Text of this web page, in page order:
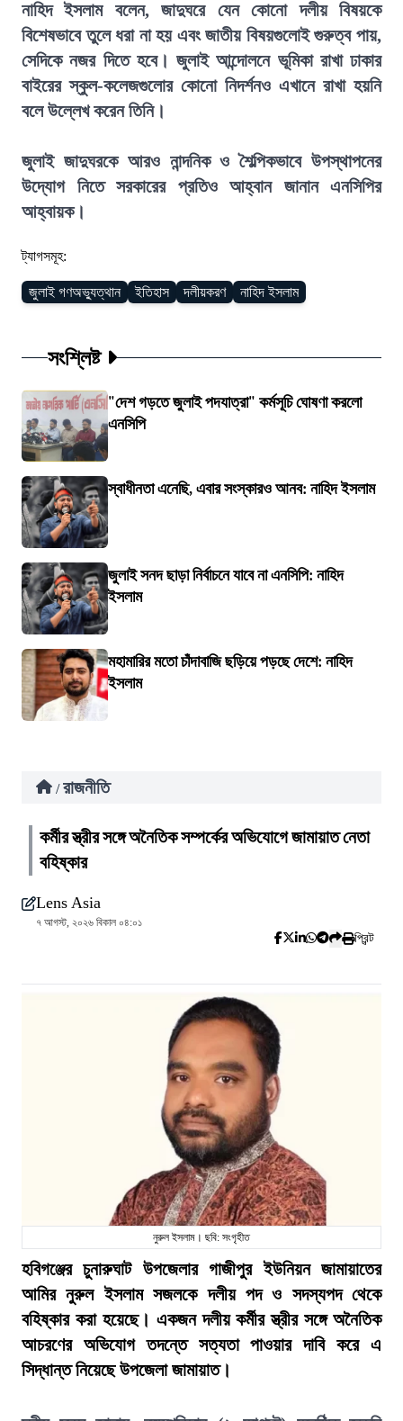
নাহিদ ইসলাম বলেন, জাদুঘরে যেন কোনো দলীয় বিষয়কে
বিশেষভাবে তুলে ধরা না হয় এবং জাতীয় বিষয়গুলোই গুরুত্ব পায়,
সেদিকে নজর দিতে হবে। জুলাই আন্দোলনে ভূমিকা রাখা ঢাকার
বাইরের স্কুল-কলেজগুলোর কোনো নিদর্শনও এখানে রাখা হয়নি
বলে উল্লেখ করেন তিনি।
জুলাই জাদুঘরকে আরও নান্দনিক ও শৈল্পিকভাবে উপস্থাপনের
উদ্যোগ নিতে সরকারের প্রতিও আহ্বান জানান এনসিপির
আহ্বায়ক।
ট্যাগসমূহ:
জুলাই গণঅভ্যুত্থান ইতিহাস দলীয়করণ নাহিদ ইসলাম
সংশ্লিষ্ট
"দেশ গড়তে জুলাই পদযাত্রা" কর্মসূচি ঘোষণা করলো
এনসিপি
স্বাধীনতা এনেছি, এবার সংস্কারও আনব: নাহিদ ইসলাম
জুলাই সনদ ছাড়া নির্বাচনে যাবে না এনসিপি: নাহিদ
ইসলাম
মহামারির মতো চাঁদাবাজি ছড়িয়ে পড়ছে দেশে: নাহিদ
ইসলাম
/ রাজনীতি
কর্মীর স্ত্রীর সঙ্গে অনৈতিক সম্পর্কের অভিযোগে জামায়াত নেতা
বহিষ্কার
Lens Asia
৭ আগস্ট, ২০২৬ বিকাল ০৪:০১
প্রিন্ট
নুরুল ইসলাম। ছবি: সংগৃহীত
হবিগঞ্জের চুনারুঘাট উপজেলার গাজীপুর ইউনিয়ন জামায়াতের
আমির নুরুল ইসলাম সজলকে দলীয় পদ ও সদস্যপদ থেকে
বহিষ্কার করা হয়েছে। একজন দলীয় কর্মীর স্ত্রীর সঙ্গে অনৈতিক
আচরণের অভিযোগ তদন্তে সত্যতা পাওয়ার দাবি করে এ
সিদ্ধান্ত নিয়েছে উপজেলা জামায়াত।